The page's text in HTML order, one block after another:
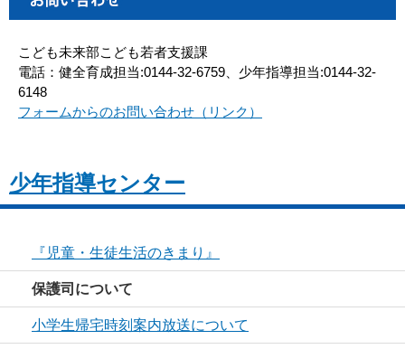
こども未来部こども若者支援課
電話：健全育成担当:0144-32-6759、少年指導担当:0144-32-
6148
フォームからのお問い合わせ（リンク）
少年指導センター
『児童・生徒生活のきまり』
保護司について
小学生帰宅時刻案内放送について